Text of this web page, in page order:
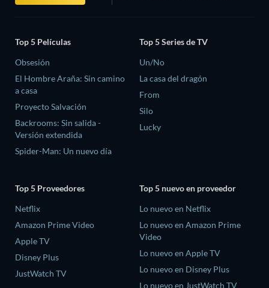
Top 5 Películas
Obsesión
El Hombre Araña: Sin camino
a casa
Proyecto Salvación
Backrooms: Sin salida -
Versión extendida
Spider-Man: Un nuevo día
Top 5 Series de TV
Un/No
La casa del dragón
From
Silo
Lucky
Top 5 Proveedores
Netflix
Amazon Prime Video
Apple TV
Disney Plus
JustWatch TV
Top 5 nuevo en proveedor
Lo nuevo en Netflix
Lo nuevo en Amazon Prime
Video
Lo nuevo en Apple TV
Lo nuevo en Disney Plus
Lo nuevo en JustWatch TV